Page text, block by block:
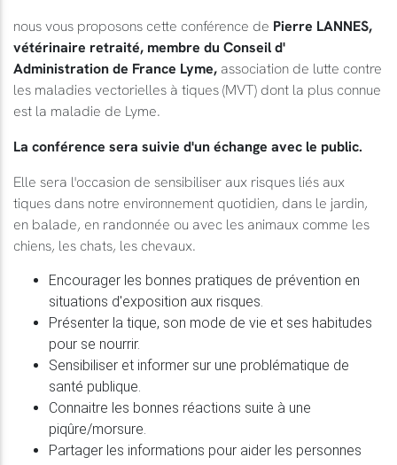
nous vous proposons cette conférence de Pierre LANNES,
vétérinaire retraité, membre du Conseil d'
Administration de France Lyme, association de lutte contre
les maladies vectorielles à tiques (MVT) dont la plus connue
est la maladie de Lyme.
La conférence sera suivie d'un échange avec le public.
Elle sera l'occasion de sensibiliser aux risques liés aux
tiques dans notre environnement quotidien, dans le jardin,
en balade, en randonnée ou avec les animaux comme les
chiens, les chats, les chevaux.
Encourager les bonnes pratiques de prévention en
situations d'exposition aux risques.
Présenter la tique, son mode de vie et ses habitudes
pour se nourrir.
Sensibiliser et informer sur une problématique de
santé publique.
Connaitre les bonnes réactions suite à une
piqûre/morsure.
Partager les informations pour aider les personnes